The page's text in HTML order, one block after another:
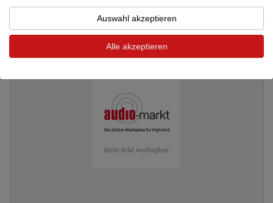
Auswahl akzeptieren
Alle akzeptieren